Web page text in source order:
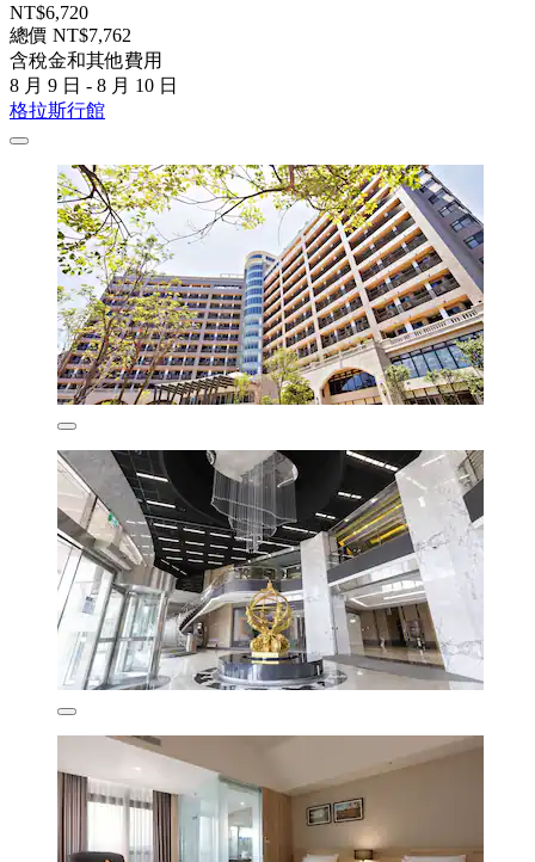
NT$6,720
總價 NT$7,762
含稅金和其他費用
8 月 9 日 - 8 月 10 日
格拉斯行館